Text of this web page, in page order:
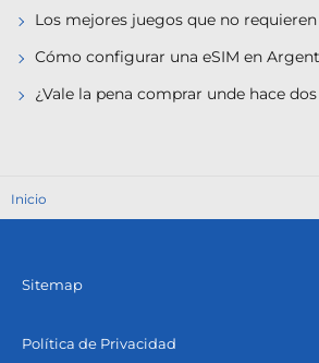
Los mejores juegos que no
Cómo configurar una eSIM en
¿Vale la pena comprar unde hace
Inicio
Sitemap
Política de Privacidad